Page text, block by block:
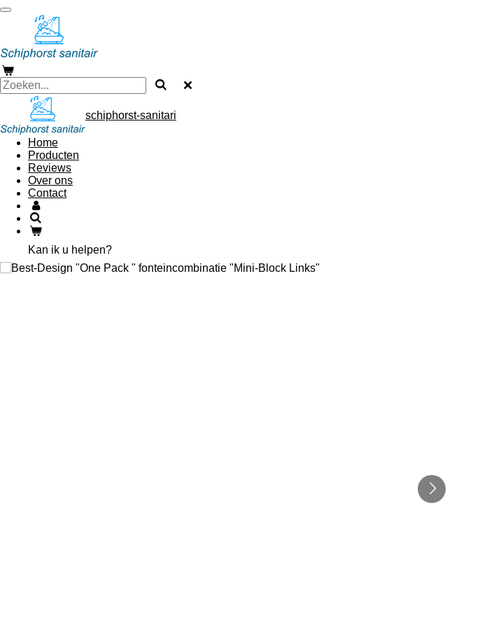
Ga
direct
de
hoofdinhoud
schiphorst-sanitari
Home
Producten
Reviews
Over ons
Contact
Kan ik u helpen?